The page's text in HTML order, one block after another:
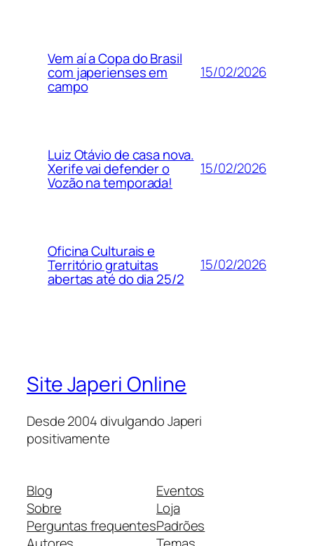
Vem aí a Copa do Brasil
com japerienses em
campo
15/02/2026
Luiz Otávio de casa nova.
Xerife vai defender o
Vozão na temporada!
15/02/2026
Oficina Culturais e
Território gratuitas
abertas até do dia 25/2
15/02/2026
Site Japeri Online
Desde 2004 divulgando Japeri
positivamente
Blog
Sobre
Perguntas frequentes
Eventos
Loja
Padrões